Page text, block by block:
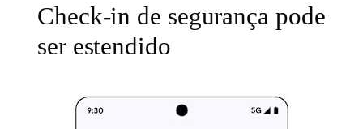
Check-in de segurança pode
ser estendido